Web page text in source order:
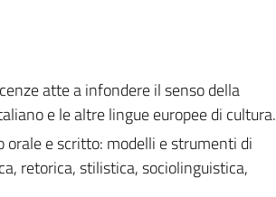
atte a infondere il senso della
e le altre lingue europee di cultura.
orale e scritto: modelli e strumenti di
retorica, stilistica, sociolinguistica,